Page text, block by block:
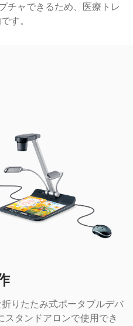
チャできるため、医療トレ
す。
りたたみ式ポータブルデバ
スタンドアロンで使用でき